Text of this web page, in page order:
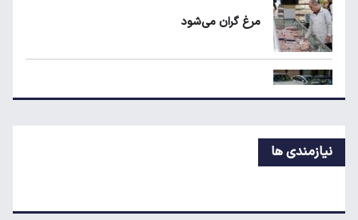
مرغ گران می‌شود
ریزش قیمت خودرو چقدر احتمال دارد؟
نیازمندی ها